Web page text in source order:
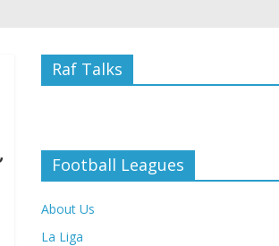
Raf Talks
Football Leagues
About Us
La Liga